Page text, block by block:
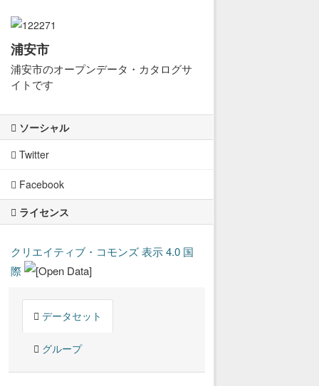
浦安市
浦安市のオープンデータ・カタログサ
イトです
ソーシャル
Twitter
Facebook
ライセンス
クリエイティブ・コモンズ 表示 4.0 国
際
データセット
グループ